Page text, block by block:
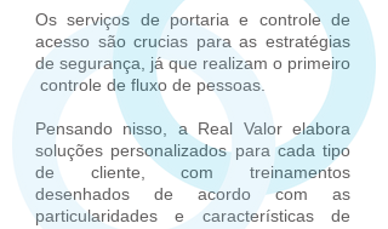
Os serviços de portaria e controle de
acesso são crucias para as estratégias
de segurança, já que realizam o primeiro
controle de fluxo de pessoas.
Pensando nisso, a Real Valor elabora
soluções personalizados para cada tipo
de cliente, com treinamentos
desenhados de acordo com as
particularidades e características de